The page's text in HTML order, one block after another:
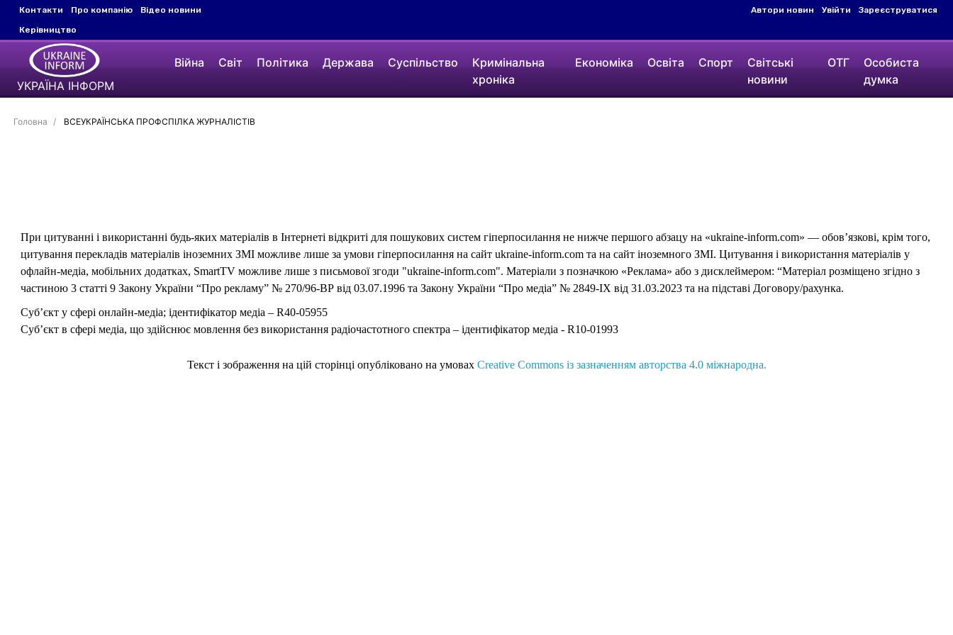
Контакти Про компанію
Відео новини
Керівництво
Автори новин Увійти Зареєструватися
УКРАЇНА ІНФОРМ
Війна Світ Політика Держава Суспільство
Кримінальна
хроніка
Економіка Освіта Спорт
Світські
новини
ОТГ
Особиста
думка
Головна ВСЕУКРАЇНСЬКА ПРОФСПІЛКА ЖУРНАЛІСТІВ
При цитуванні і використанні будь-яких матеріалів в Інтернеті відкриті для пошукових систем гіперпосилання не нижче першого абзацу на «ukraine-inform.com» — обов’язкові, крім того,
цитування перекладів матеріалів іноземних ЗМІ можливе лише за умови гіперпосилання на сайт ukraine-inform.com та на сайт іноземного ЗМІ. Цитування і використання матеріалів у
офлайн-медіа, мобільних додатках, SmartTV можливе лише з письмової згоди "ukraine-inform.com". Матеріали з позначкою «Реклама» або з дисклеймером: “Матеріал розміщено згідно з
частиною 3 статті 9 Закону України “Про рекламу” № 270/96-ВР від 03.07.1996 та Закону України “Про медіа” № 2849-IX від 31.03.2023 та на підставі Договору/рахунка.
Суб’єкт у сфері онлайн-медіа; ідентифікатор медіа – R40-05955
Суб’єкт в сфері медіа, що здійснює мовлення без використання радіочастотного спектра – ідентифікатор медіа - R10-01993
Текст і зображення на цій сторінці опубліковано на умовах Creative Commons із зазначенням авторства 4.0 міжнародна.